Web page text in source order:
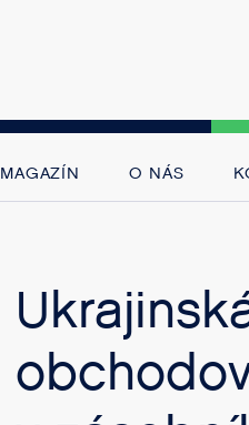
MAGAZÍN O NÁS